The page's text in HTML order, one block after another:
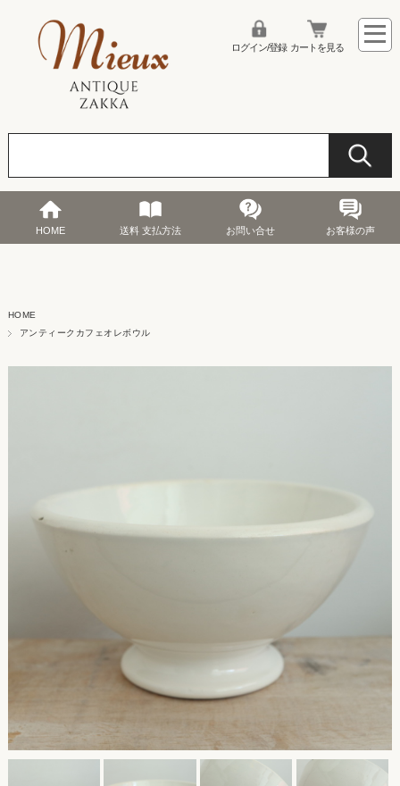
ログイン/登録 カートを見る
HOME 送料 支払方法 お問い合せ お客様の声
HOME
アンティークカフェオレボウル